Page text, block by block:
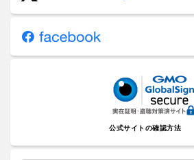
公式サイトの確認方法